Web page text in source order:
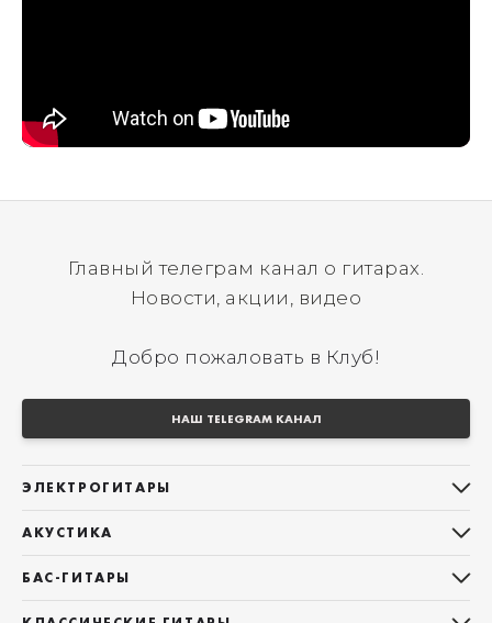
Главный телеграм канал о гитарах.
Новости, акции, видео
Добро пожаловать в Клуб!
НАШ TELEGRAM КАНАЛ
ЭЛЕКТРОГИТАРЫ
Telecaster
Les Paul
АКУСТИКА
БАС-ГИТАРЫ